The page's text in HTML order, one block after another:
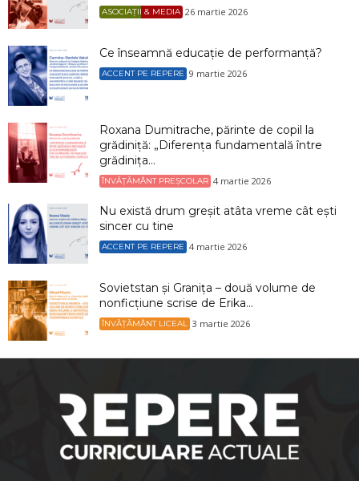
ASOCIAȚII & MEDIA 26 martie 2026
Ce înseamnă educație de performanță?
ACCENT PE REPERE 9 martie 2026
Roxana Dumitrache, părinte de copil la
grădiniță: „Diferența fundamentală între
grădinița...
ÎNVĂȚĂMÂNT PREȘCOLAR 4 martie 2026
Nu există drum greșit atâta vreme cât ești
sincer cu tine
ACCENT PE REPERE 4 martie 2026
Sovietstan și Granița – două volume de
nonficțiune scrise de Erika...
ÎNVĂȚĂMÂNT LICEAL 3 martie 2026